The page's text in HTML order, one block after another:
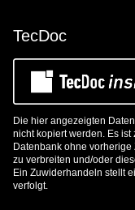
TecDoc
Die hier angezeigten
nicht kopiert werden. Es
Datenbank ohne
zu verbreiten und/oder
Ein Zuwiderhandeln stellt
verfolgt.